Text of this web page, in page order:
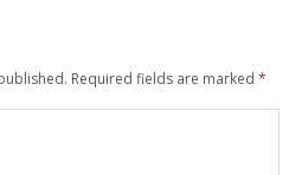
Required fields are marked *